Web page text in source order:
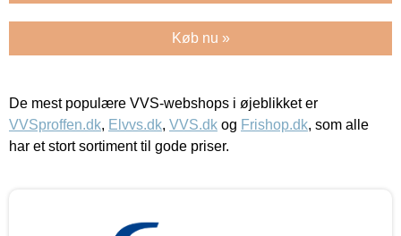
Køb nu »
De mest populære VVS-webshops i øjeblikket er
VVSproffen.dk, Elvvs.dk, VVS.dk og Frishop.dk, som alle
har et stort sortiment til gode priser.